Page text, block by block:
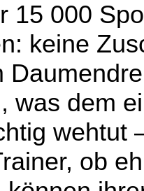
15 000
keine
was dem
wehtut
ob